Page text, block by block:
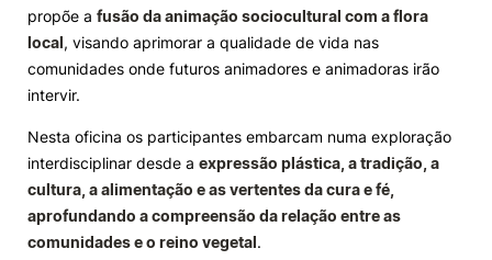
Alunos
Knowledge Factory
Candidaturas
propõe a fusão da animação sociocultural com a flora
local, visando aprimorar a qualidade de vida nas
comunidades onde futuros animadores e animadoras irão
intervir.
Nesta oficina os participantes embarcam numa exploração
interdisciplinar desde a expressão plástica, a tradição, a
cultura, a alimentação e as vertentes da cura e fé,
aprofundando a compreensão da relação entre as
comunidades e o reino vegetal.